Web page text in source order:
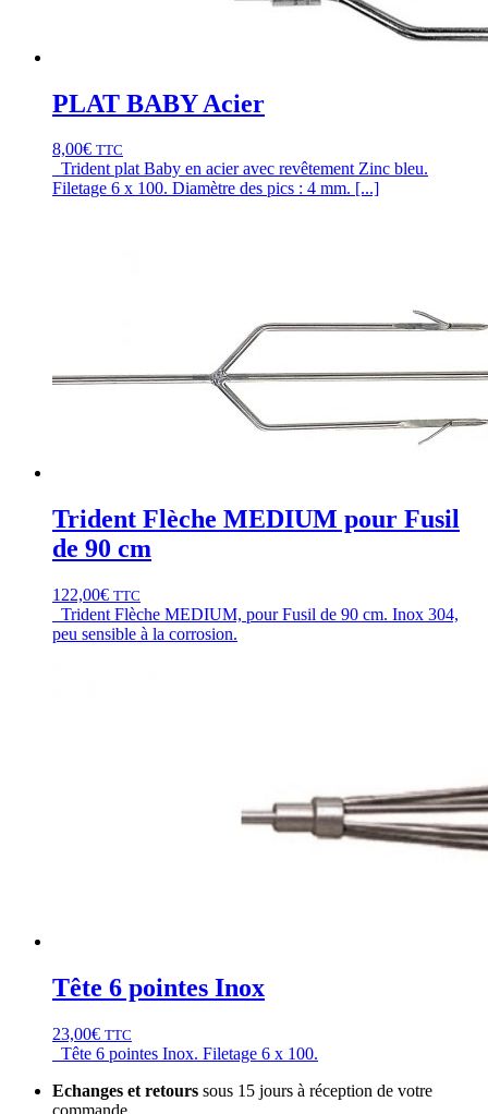
PLAT BABY Acier
8,00€ TTC
Trident plat Baby en acier avec revêtement Zinc bleu.
Filetage 6 x 100. Diamètre des pics : 4 mm. [...]
Trident Flèche MEDIUM pour Fusil
de 90 cm
122,00€ TTC
Trident Flèche MEDIUM, pour Fusil de 90 cm. Inox 304,
peu sensible à la corrosion.
Tête 6 pointes Inox
23,00€ TTC
Tête 6 pointes Inox. Filetage 6 x 100.
Echanges et retours sous 15 jours à réception de votre